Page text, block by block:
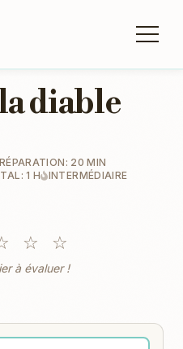
diable
20 MIN
1 H INTERMÉDIAIRE
☆ ☆
à évaluer !